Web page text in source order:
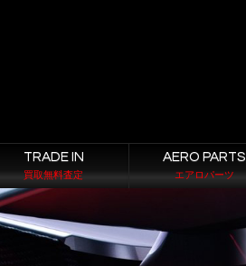
TRADE IN
買取無料査定
AERO PARTS
エアロパーツ